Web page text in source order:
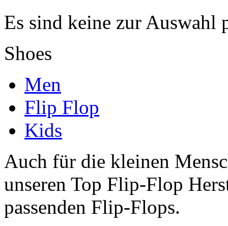
Es sind keine zur Auswahl
Shoes
Men
Flip Flop
Kids
Auch für die kleinen
unseren Top Flip-Flop
passenden Flip-Flops.